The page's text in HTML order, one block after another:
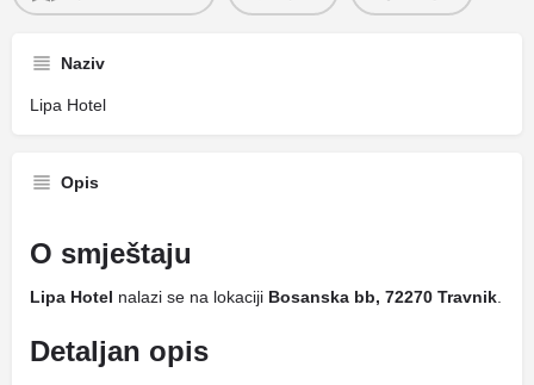
Naziv
Lipa Hotel
Opis
O smještaju
Lipa Hotel nalazi se na lokaciji Bosanska bb, 72270 Travnik
Detaljan opis